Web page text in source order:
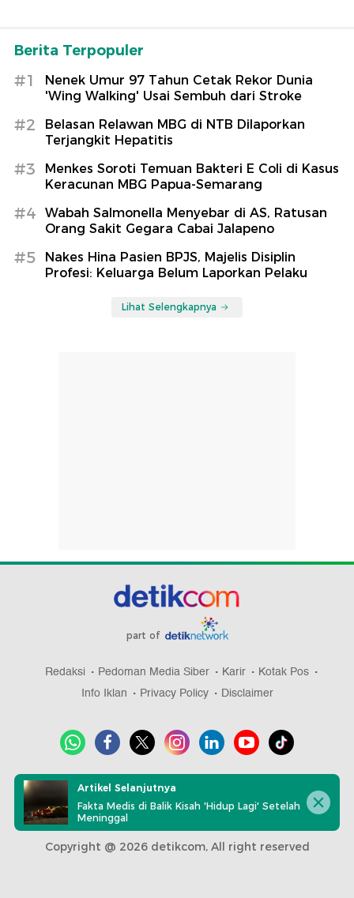
Berita Terpopuler
#1
Nenek Umur 97 Tahun Cetak Rekor Dunia
'Wing Walking' Usai Sembuh dari Stroke
#2
Belasan Relawan MBG di NTB Dilaporkan
Terjangkit Hepatitis
#3
Menkes Soroti Temuan Bakteri E Coli di Kasus
Keracunan MBG Papua-Semarang
#4
Wabah Salmonella Menyebar di AS, Ratusan
Orang Sakit Gegara Cabai Jalapeno
#5
Nakes Hina Pasien BPJS, Majelis Disiplin
Profesi: Keluarga Belum Laporkan Pelaku
Lihat Selengkapnya
part of
Redaksi Pedoman Media Siber Karir
Kotak Pos
Info Iklan
Privacy Policy Disclaimer
Copyright @ 2026 detikcom, All right reserved
Artikel Selanjutnya
Fakta Medis di Balik Kisah 'Hidup Lagi' Setelah
Meninggal